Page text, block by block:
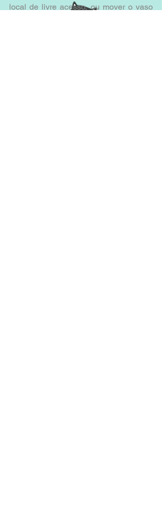
local de livre acesso, ou mover o vaso